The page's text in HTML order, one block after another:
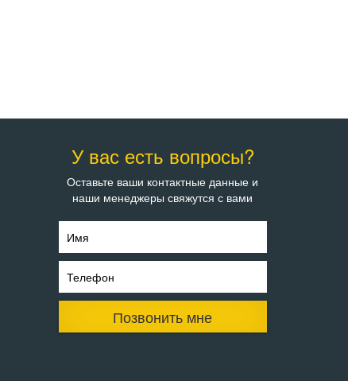
У вас есть вопросы?
Оставьте ваши контактные данные и
наши менеджеры свяжутся с вами
Имя
Телефон
Позвонить мне